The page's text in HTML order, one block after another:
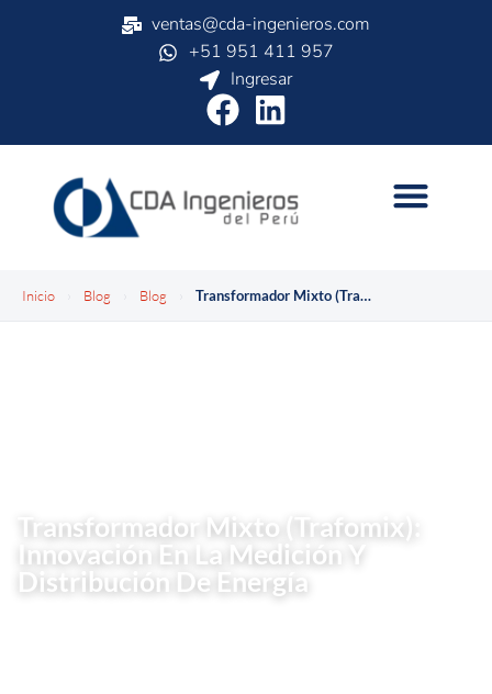
ventas@cda-ingenieros.com
+51 951 411 957
Ingresar
Inicio Blog Blog Transformador Mixto (Trafomix): Innovación en la Medición y Distribución de Energía
Transformador Mixto (Trafomix):
Innovación En La Medición Y
Distribución De Energía